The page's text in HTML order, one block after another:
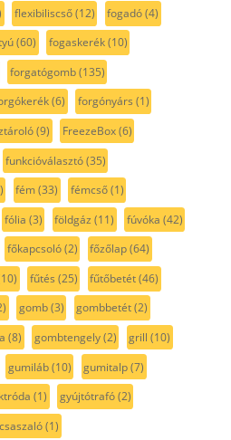
flexibiliscső(12) fogadó(4)
(60) fogaskerék(10)
forgatógomb(135)
(6) forgónyárs (1)
(9) FreezeBox(6)
funkcióválasztó(35)
fém(33) fémcső(1)
fólia (3) földgáz (11) fúvóka (42)
főkapcsoló(2) főzőlap(64)
fűtés (25) fűtőbetét(46)
gomb(3) gombbetét(2)
(8) gombtengely(2) grill (10)
gumiláb(10) gumitalp(7)
(1) gyújtótrafó(2)
(1)